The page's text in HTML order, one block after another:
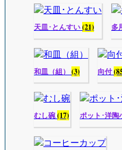
天皿･とんすい(21) 多
和皿（組） (3) 向付
むし碗(17) ポット･洋陶